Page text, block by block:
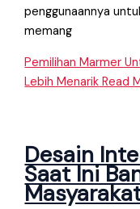
penggunaannya
memang
Pemilihan Marmer
Lebih Menarik Read
Desain
Saat Ini